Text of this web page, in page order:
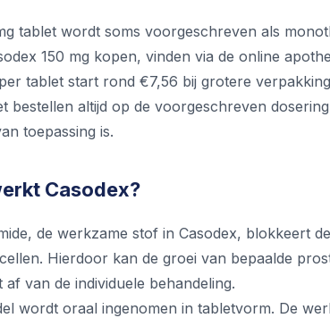
tablet wordt soms voorgeschreven als
150 mg kopen, vinden via de online
tablet start rond €7,56 bij grotere
bestellen altijd op de voorgeschreven
toepassing is.
Casodex?
de werkzame stof in Casodex, blokkeert
Hierdoor kan de groei van bepaalde
af van de individuele behandeling.
wordt oraal ingenomen in tabletvorm. De